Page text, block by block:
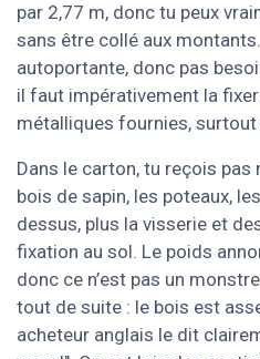
par 2,77 m, donc tu peux
sans être collé aux
autoportante, donc pas
il faut impérativement la
métalliques fournies, surtout
Dans le carton, tu reçois
bois de sapin, les poteaux,
dessus, plus la visserie et
fixation au sol. Le poids
donc ce n’est pas un
tout de suite : le bois est
acheteur anglais le dit